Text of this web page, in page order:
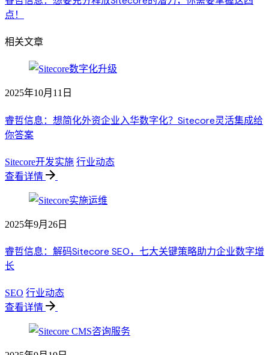
点！
相关文章
2025年10月11日
睿哲信息：想简化外资企业入华数字化？Sitecore灵活集成给
你答案
Sitecore开发实施 行业动态
查看详情
2025年9月26日
睿哲信息：解码Sitecore SEO，七大关键策略助力企业数字增
长
SEO 行业动态
查看详情